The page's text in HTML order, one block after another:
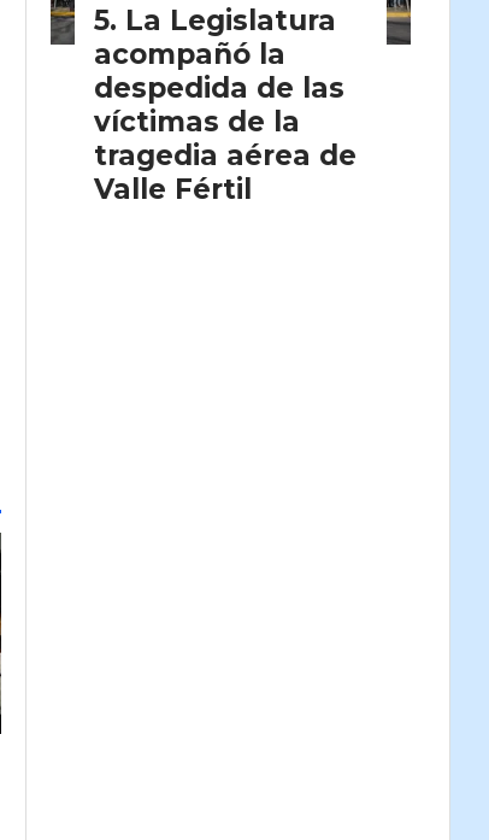
La Legislatura
acompañó la
despedida de las
víctimas de la
tragedia aérea de
Valle Fértil